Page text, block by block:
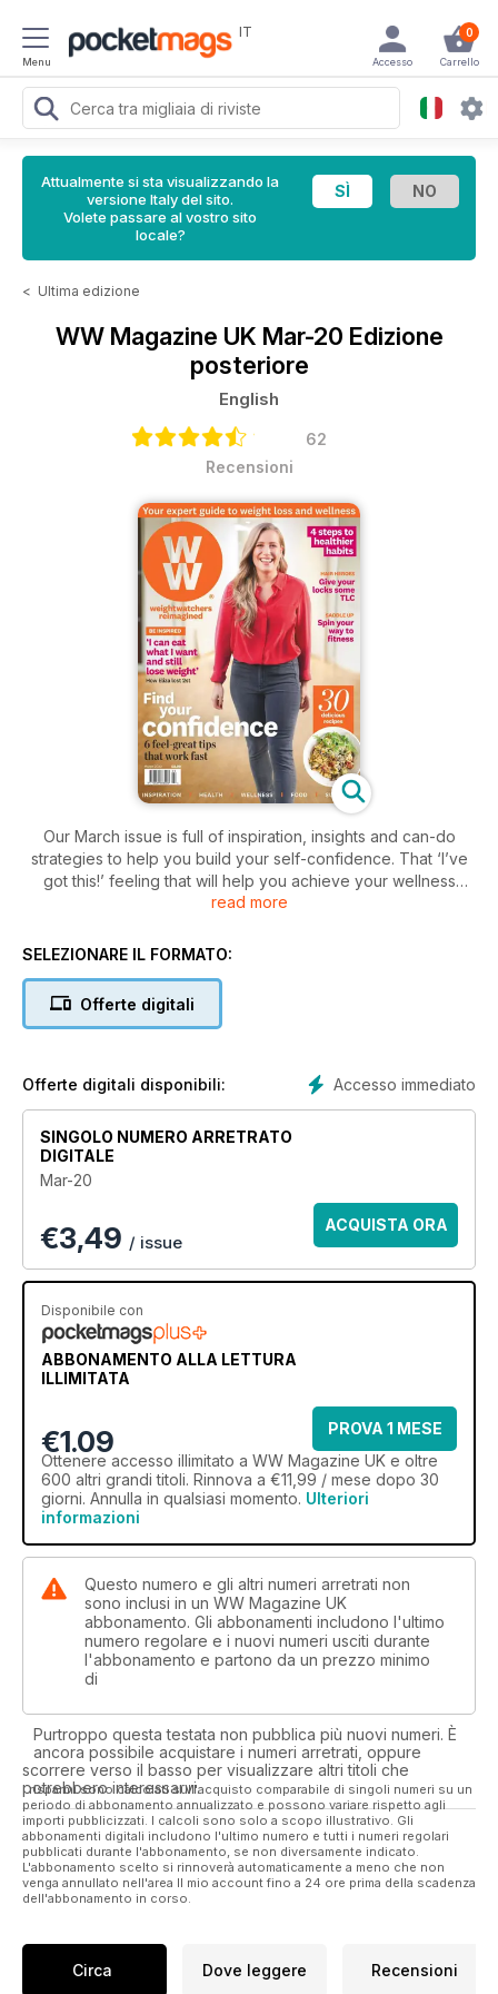
Menu
IT 0
Carrello
Accesso
Attualmente si sta visualizzando la
versione Italy del sito.
Volete passare al vostro sito
locale?
< Ultima edizione
WW Magazine UK Mar-20 Edizione
posteriore
English
62
Recensioni
Our March issue is full of inspiration, insights and can-do
strategies to help you build your self-confidence. That ‘I’ve
got this!’ feeling that will help you achieve your wellness
goals.
Foodies will love our Steak Night menu for those special
Mother’s Day brunch recipes and a selection of easy dishes
that prove you can Eat What You Love.
self-confidence in everyday life, work and relationships. Get
fibre. And learn how to build healthy habits that last.
read more
SELEZIONARE IL FORMATO:
Offerte digitali
Accesso immediato
Offerte digitali disponibili:
SINGOLO NUMERO ARRETRATO
DIGITALE
Mar-20
€3,49 / issue
ACQUISTA ORA
Disponibile con
ABBONAMENTO ALLA LETTURA
ILLIMITATA
€1.09
PROVA 1 MESE
Ottenere accesso illimitato a WW Magazine UK e oltre
600 altri grandi titoli. Rinnova a €11,99 / mese dopo 30
giorni. Annulla in qualsiasi momento. Ulteriori
informazioni
Questo numero e gli altri numeri arretrati non
sono inclusi in un WW Magazine UK
abbonamento. Gli abbonamenti includono l'ultimo
numero regolare e i nuovi numeri usciti durante
l'abbonamento e partono da un prezzo minimo
di
Purtroppo questa testata non pubblica più nuovi numeri. È
ancora possibile acquistare i numeri arretrati, oppure
scorrere verso il basso per visualizzare altri titoli che
potrebbero interessarvi.
I risparmi sono calcolati sull'acquisto comparabile di singoli numeri su un
periodo di abbonamento annualizzato e possono variare rispetto agli
importi pubblicizzati. I calcoli sono solo a scopo illustrativo. Gli
abbonamenti digitali includono l'ultimo numero e tutti i numeri regolari
pubblicati durante l'abbonamento, se non diversamente indicato.
L'abbonamento scelto si rinnoverà automaticamente a meno che non
venga annullato nell'area Il mio account fino a 24 ore prima della scadenza
dell'abbonamento in corso.
Circa Dove leggere Recensioni